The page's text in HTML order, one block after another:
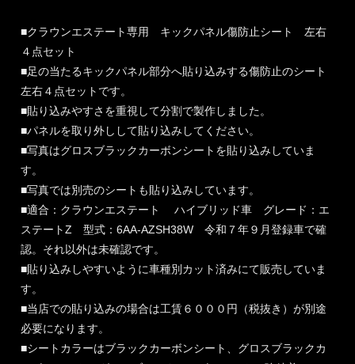
■クラウンエステート専用 キックパネル傷防止シート 左右
４点セット
■足の当たるキックパネル部分へ貼り込みする傷防止のシート
左右４点セットです。
■貼り込みやすさを重視して分割で製作しました。
■パネルを取り外しして貼り込みしてください。
■写真はグロスブラックカーボンシートを貼り込みしていま
す。
■写真では別売のシートも貼り込みしています。
■適合：クラウンエステート ハイブリッド車 グレード：エ
ステートZ 型式：6AA-AZSH38W 令和７年９月登録車で確
認。それ以外は未確認です。
■貼り込みしやすいように車種別カット済みにて販売していま
す。
■当店での貼り込みの場合は工賃６０００円（税抜き）が別途
必要になります。
■シートカラーはブラックカーボンシート、グロスブラックカ